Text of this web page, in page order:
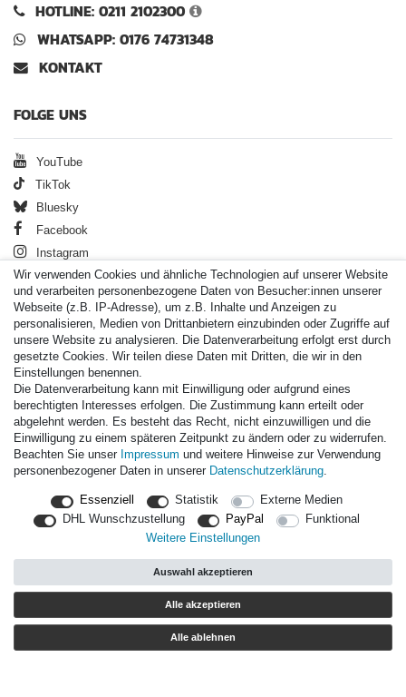
HOTLINE: 0211 2102300
WHATSAPP: 0176 74731348
KONTAKT
FOLGE UNS
YouTube
TikTok
Bluesky
Facebook
Instagram
Jetzt Newsletter abonnieren und5€ Gutschein sichern!
AUSGEZEICHNET
Paintball.de World
Paintball Shop International
Spares Shop North America
Zahlungsarten
Versand
Wir verwenden Cookies und ähnliche Technologien auf unserer Website
und verarbeiten personenbezogene Daten von Besucher:innen unserer
Webseite (z.B. IP-Adresse), um z.B. Inhalte und Anzeigen zu
personalisieren, Medien von Drittanbietern einzubinden oder Zugriffe auf
unsere Website zu analysieren. Die Datenverarbeitung erfolgt erst durch
gesetzte Cookies. Wir teilen diese Daten mit Dritten, die wir in den
Einstellungen benennen.
Die Datenverarbeitung kann mit Einwilligung oder aufgrund eines
berechtigten Interesses erfolgen. Die Zustimmung kann erteilt oder
abgelehnt werden. Es besteht das Recht, nicht einzuwilligen und die
Einwilligung zu einem späteren Zeitpunkt zu ändern oder zu widerrufen.
Beachten Sie unser Impressum und weitere Hinweise zur Verwendung
personenbezogener Daten in unserer Daten­schutz­erklärung.
Essenziell Statistik
Externe Medien
DHL Wunschzustellung
PayPal
Funktional
Weitere Einstellungen
Alle akzeptieren
Alle ablehnen
Auswahl akzeptieren